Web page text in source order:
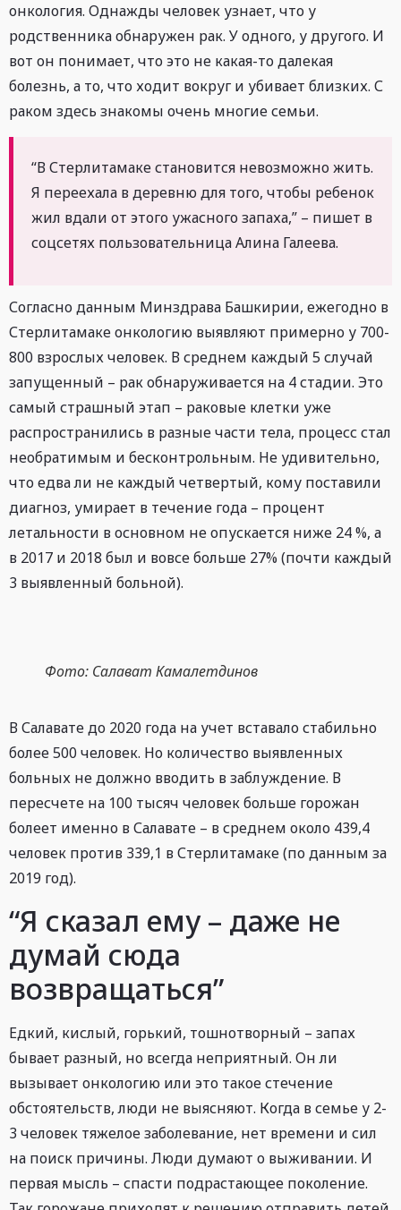
онкология. Однажды человек узнает, что у
родственника обнаружен рак. У одного, у другого. И
вот он понимает, что это не какая-то далекая
болезнь, а то, что ходит вокруг и убивает близких. С
раком здесь знакомы очень многие семьи.
“В Стерлитамаке становится невозможно жить.
Я переехала в деревню для того, чтобы ребенок
жил вдали от этого ужасного запаха,” – пишет в
соцсетях пользовательница Алина Галеева.
Согласно данным Минздрава Башкирии, ежегодно в
Стерлитамаке онкологию выявляют примерно у 700-
800 взрослых человек. В среднем каждый 5 случай
запущенный – рак обнаруживается на 4 стадии. Это
самый страшный этап – раковые клетки уже
распространились в разные части тела, процесс стал
необратимым и бесконтрольным. Не удивительно,
что едва ли не каждый четвертый, кому поставили
диагноз, умирает в течение года – процент
летальности в основном не опускается ниже 24 %, а
в 2017 и 2018 был и вовсе больше 27% (почти каждый
3 выявленный больной).
Фото: Салават Камалетдинов
В Салавате до 2020 года на учет вставало стабильно
более 500 человек. Но количество выявленных
больных не должно вводить в заблуждение. В
пересчете на 100 тысяч человек больше горожан
болеет именно в Салавате – в среднем около 439,4
человек против 339,1 в Стерлитамаке (по данным за
2019 год).
“Я сказал ему – даже не
думай сюда
возвращаться”
Едкий, кислый, горький, тошнотворный – запах
бывает разный, но всегда неприятный. Он ли
вызывает онкологию или это такое стечение
обстоятельств, люди не выясняют. Когда в семье у 2-
3 человек тяжелое заболевание, нет времени и сил
на поиск причины. Люди думают о выживании. И
первая мысль – спасти подрастающее поколение.